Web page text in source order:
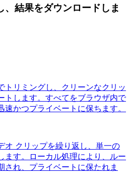
、結果をダウンロードしま
トリミングし、クリーンなクリッ
トします。すべてをブラウザ内で
かつプライベートに保ちます。
オ クリップを繰り返し、単一の
ます。ローカル処理により、ルー
され、プライベートに保たれま